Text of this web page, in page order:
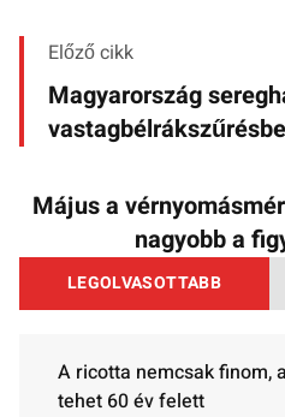
Előző cikk
Magyarország
Május a
nagyobb a
LEGOLVASOTTABB
A ricotta nemcsak finom,
tehet 60 év felett